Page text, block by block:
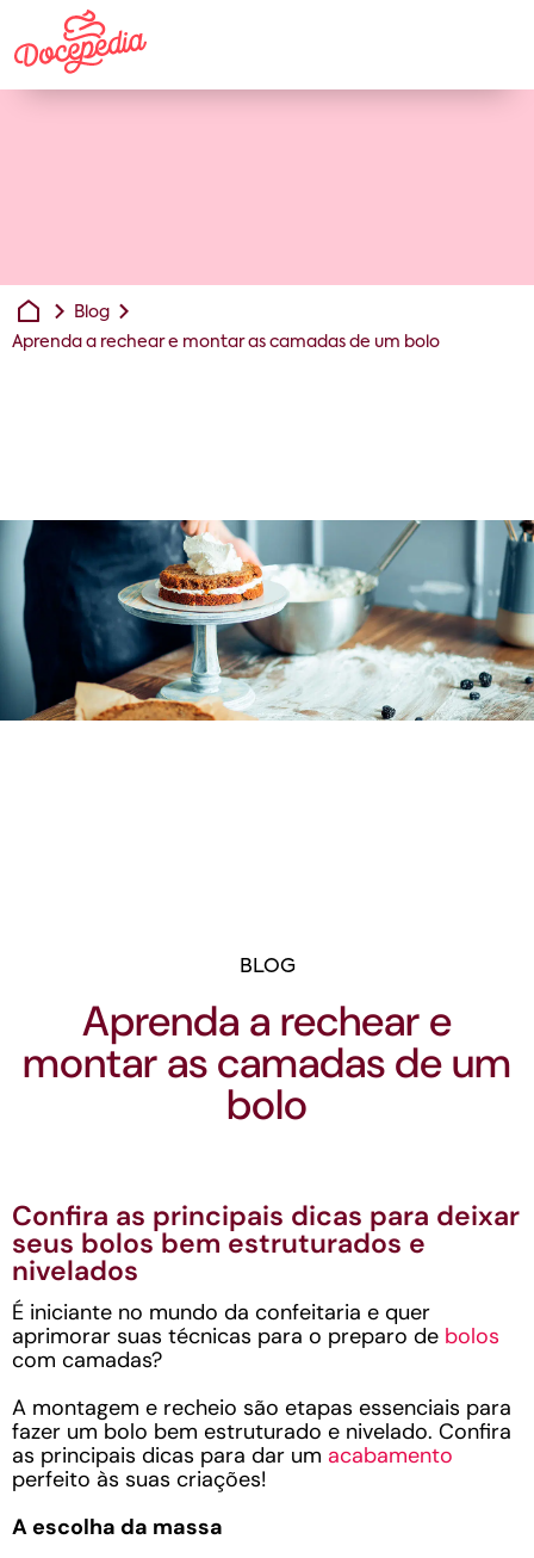
Blog
Aprenda a rechear e montar as camadas de um bolo
BLOG
Aprenda a rechear e
montar as camadas de um
bolo
Confira as principais dicas para deixar
seus bolos bem estruturados e
nivelados
É iniciante no mundo da confeitaria e quer
aprimorar suas técnicas para o preparo de bolos
com camadas?
A montagem e recheio são etapas essenciais para
fazer um bolo bem estruturado e nivelado. Confira
as principais dicas para dar um acabamento
perfeito às suas criações!
A escolha da massa